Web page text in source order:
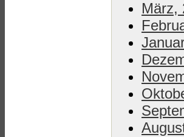
März,